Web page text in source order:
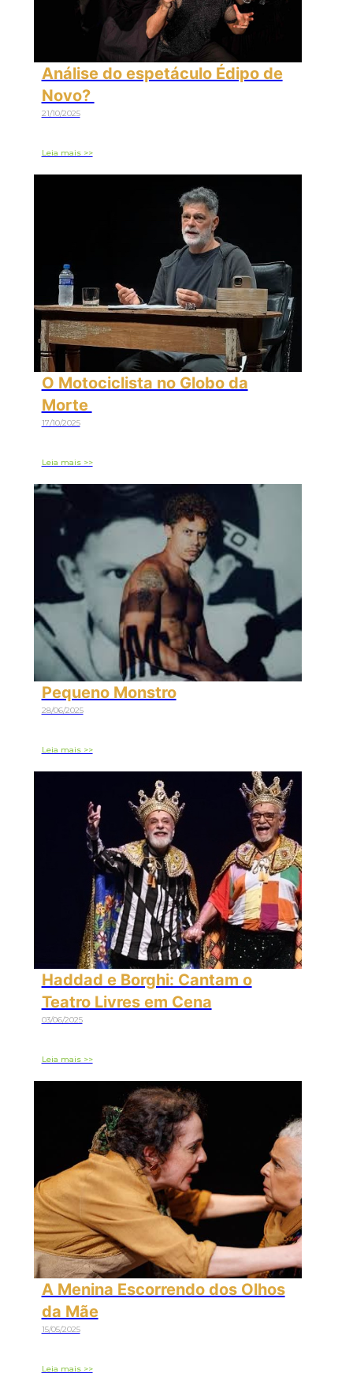
Análise do espetáculo Édipo de
Novo?
21/10/2025
Leia mais >>
O Motociclista no Globo da
Morte
17/10/2025
Leia mais >>
Pequeno Monstro
28/06/2025
Leia mais >>
Haddad e Borghi: Cantam o
Teatro Livres em Cena
03/06/2025
Leia mais >>
A Menina Escorrendo dos Olhos
da Mãe
15/05/2025
Leia mais >>